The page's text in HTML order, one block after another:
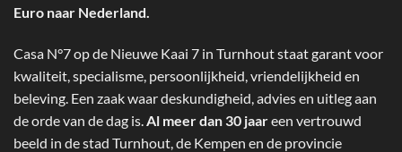
Euro naar Nederland.
Casa N°7 op de Nieuwe Kaai 7 in Turnhout staat garant voor
kwaliteit, specialisme, persoonlijkheid, vriendelijkheid en
beleving. Een zaak waar deskundigheid, advies en uitleg aan
de orde van de dag is.Al meer dan 30 jaareen vertrouwd
beeld in de stad Turnhout, de Kempen en de provincie